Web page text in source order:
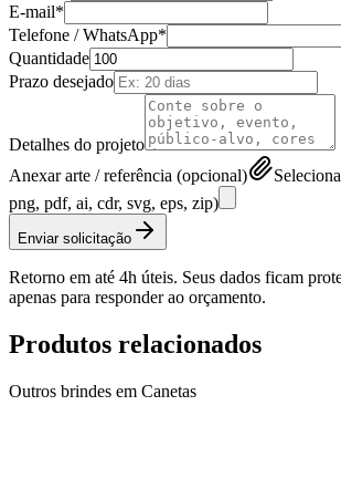
E-mail*
Telefone / WhatsApp*
Quantidade
Prazo desejado
Detalhes do projeto
Anexar arte / referência (opcional)
png, pdf, ai, cdr, svg, eps, zip)
Enviar solicitação
Retorno em até 4h úteis. Seus dados ficam
apenas para responder ao orçamento.
Produtos relacionados
Outros brindes em Canetas